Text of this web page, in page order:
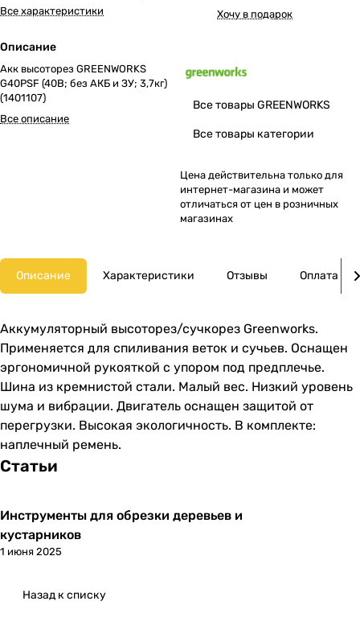
Все характеристики
Описание
Акк высоторез GREENWORKS
G40PSF (40В; без АКБ и ЗУ; 3,7кг)
(1401107)
Все описание
Хочу в подарок
Все товары GREENWORKS
Все товары категории
Цена действительна только для
интернет-магазина и может
отличаться от цен в розничных
магазинах
Описание Характеристики Отзывы Оплата
Аккумуляторный высоторез/сучкорез Greenworks.
Применяется для спиливания веток и сучьев. Оснащен
эргономичной рукояткой с упором под предплечье.
Шина из кремнистой стали. Малый вес. Низкий уровень
шума и вибрации. Двигатель оснащен защитой от
перегрузки. Высокая экологичность. В комплекте:
наплечный ремень.
Статьи
Инструменты для обрезки деревьев и
кустарников
1 июня 2025
Назад к списку